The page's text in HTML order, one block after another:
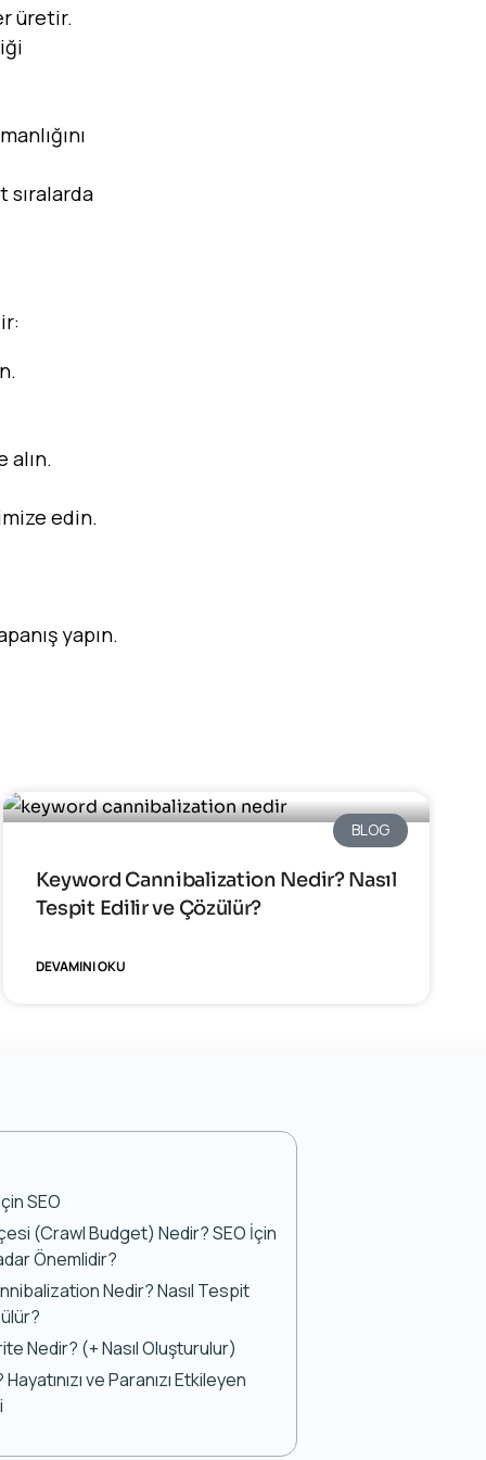
üretir.
sıralarda
alın.
edin.
yapın.
BLOG
Keyword Cannibalization Nedir? Nasıl
Tespit Edilir ve Çözülür?
DEVAMINI OKU
SEO
(Crawl Budget) Nedir? SEO İçin
Önemlidir?
Nedir? Nasıl Tespit
Nedir? (+ Nasıl Oluşturulur)
ve Paranızı Etkileyen